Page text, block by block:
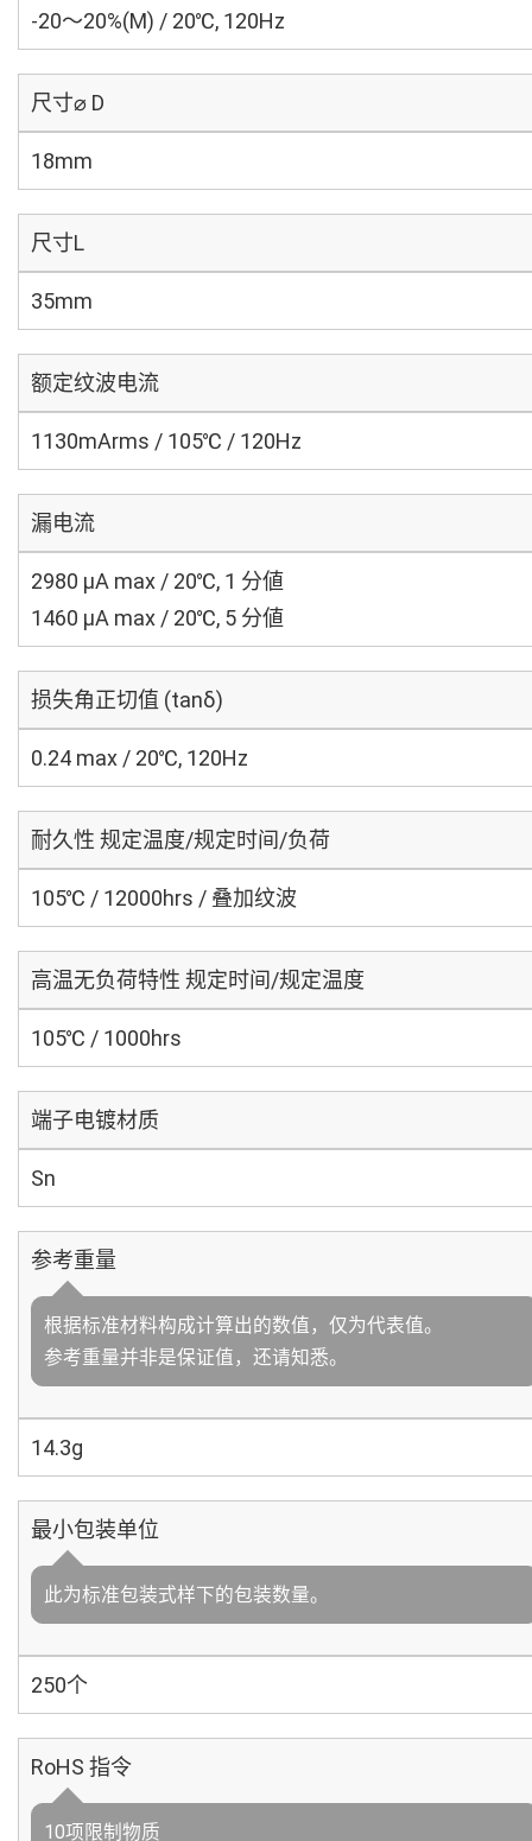
-20～20%(M) / 20℃, 120Hz
尺寸⌀ D
18mm
尺寸L
35mm
额定纹波电流
1130mArms / 105℃ / 120Hz
漏电流
2980 μA max / 20℃, 1 分値
1460 μA max / 20℃, 5 分値
损失角正切值 (tanδ)
0.24 max / 20℃, 120Hz
耐久性 规定温度/规定时间/负荷
105℃ / 12000hrs / 叠加纹波
高温无负荷特性 规定时间/规定温度
105℃ / 1000hrs
端子电镀材质
Sn
参考重量
根据标准材料构成计算出的数值，仅为代表值。
参考重量并非是保证值，还请知悉。
14.3g
最小包装单位
此为标准包装式样下的包装数量。
250个
RoHS 指令
10项限制物质